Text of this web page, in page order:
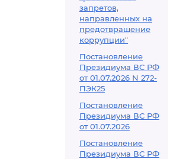
запретов,
направленных на
предотвращение
коррупции"
Постановление
Президиума ВС РФ
от 01.07.2026 N 272-
ПЭК25
Постановление
Президиума ВС РФ
от 01.07.2026
Постановление
Президиума ВС РФ